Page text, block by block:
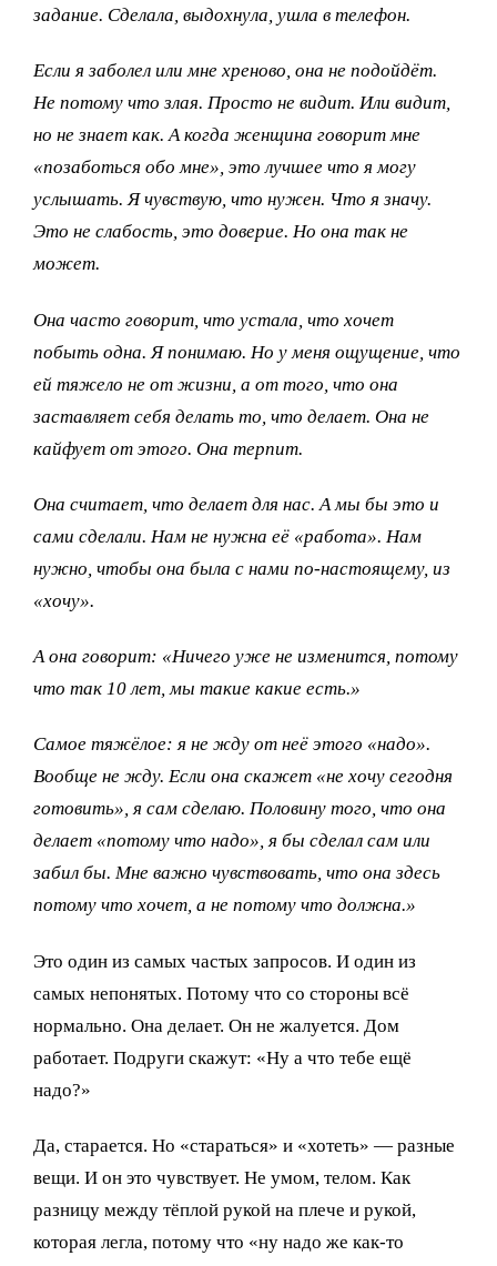
задание. Сделала, выдохнула, ушла в телефон.
Если я заболел или мне хреново, она не подойдёт.
Не потому что злая. Просто не видит. Или видит,
но не знает как. А когда женщина говорит мне
«позаботься обо мне», это лучшее что я могу
услышать. Я чувствую, что нужен. Что я значу.
Это не слабость, это доверие. Но она так не
может.
Она часто говорит, что устала, что хочет
побыть одна. Я понимаю. Но у меня ощущение, что
ей тяжело не от жизни, а от того, что она
заставляет себя делать то, что делает. Она не
кайфует от этого. Она терпит.
Она считает, что делает для нас. А мы бы это и
сами сделали. Нам не нужна её «работа». Нам
нужно, чтобы она была с нами по-настоящему, из
«хочу».
А она говорит: «Ничего уже не изменится, потому
что так 10 лет, мы такие какие есть.»
Самое тяжёлое: я не жду от неё этого «надо».
Вообще не жду. Если она скажет «не хочу сегодня
готовить», я сам сделаю. Половину того, что она
делает «потому что надо», я бы сделал сам или
забил бы. Мне важно чувствовать, что она здесь
потому что хочет, а не потому что должна.»
Это один из самых частых запросов. И один из
самых непонятых. Потому что со стороны всё
нормально. Она делает. Он не жалуется. Дом
работает. Подруги скажут: «Ну а что тебе ещё
надо?»
Да, старается. Но «стараться» и «хотеть» — разные
вещи. И он это чувствует. Не умом, телом. Как
разницу между тёплой рукой на плече и рукой,
которая легла, потому что «ну надо же как-то